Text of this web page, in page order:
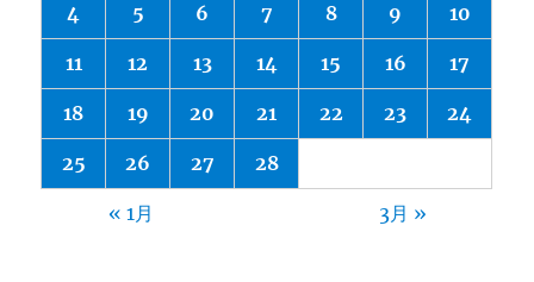
4 5 6 7 8 9 10
11 12 13 14 15 16 17
18 19 20 21 22 23 24
25 26 27 28
« 1月 3月 »